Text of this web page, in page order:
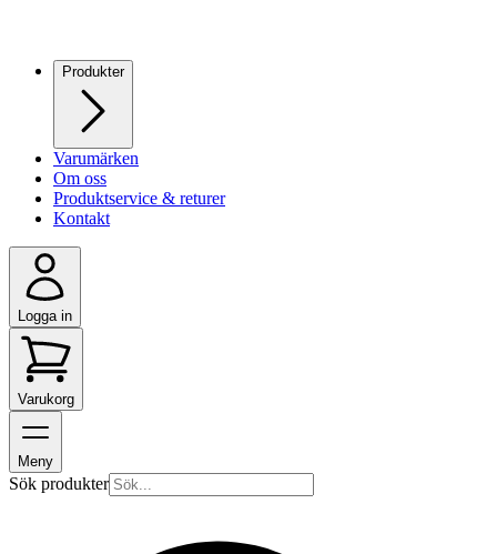
Produkter
Varumärken
Om oss
Produktservice & returer
Kontakt
Logga in
Varukorg
Meny
Sök produkter